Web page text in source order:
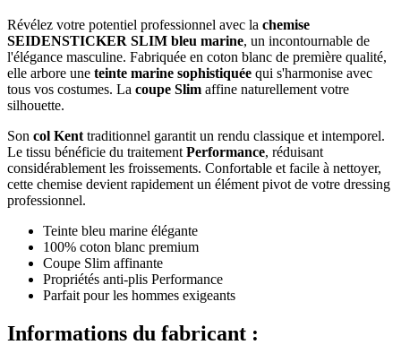
Révélez votre potentiel professionnel avec la chemise
SEIDENSTICKER SLIM bleu marine, un incontournable de
l'élégance masculine. Fabriquée en coton blanc de première qualité,
elle arbore une teinte marine sophistiquée qui s'harmonise avec
tous vos costumes. La coupe Slim affine naturellement votre
silhouette.
Son col Kent traditionnel garantit un rendu classique et intemporel.
Le tissu bénéficie du traitement Performance, réduisant
considérablement les froissements. Confortable et facile à nettoyer,
cette chemise devient rapidement un élément pivot de votre dressing
professionnel.
Teinte bleu marine élégante
100% coton blanc premium
Coupe Slim affinante
Propriétés anti-plis Performance
Parfait pour les hommes exigeants
Informations du fabricant :